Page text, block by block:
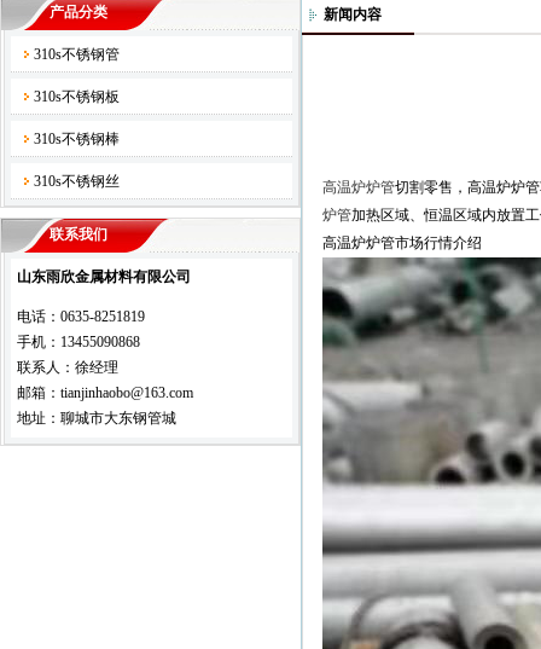
产品分类
310s不锈钢管
310s不锈钢板
310s不锈钢棒
310s不锈钢丝
联系我们
山东雨欣金属材料有限公司
电话：0635-8251819
手机：13455090868
联系人：徐经理
邮箱：tianjinhaobo@163.com
地址：聊城市大东钢管城
新闻内容
高温炉炉管切割零售，高温炉炉
炉管加热区域、恒温区域内放置
高温炉炉管市场行情介绍